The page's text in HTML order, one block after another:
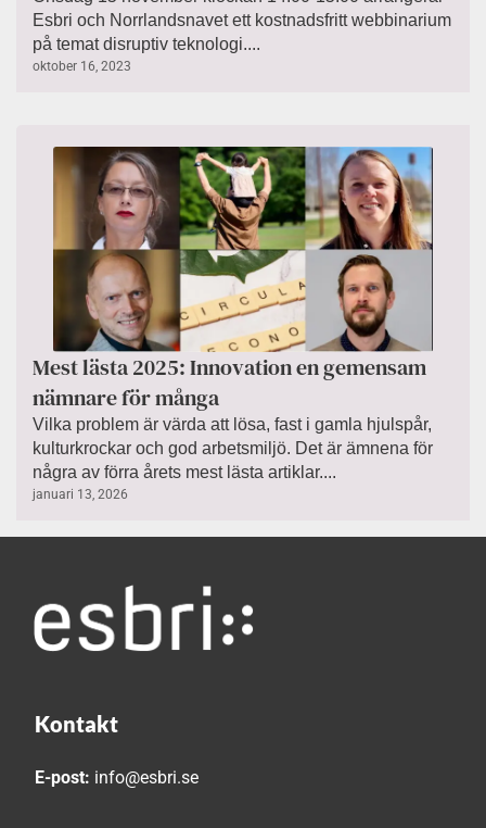
Esbri och Norrlandsnavet ett kostnadsfritt webbinarium
på temat disruptiv teknologi....
oktober 16, 2023
Mest lästa 2025: Innovation en gemensam
nämnare för många
Vilka problem är värda att lösa, fast i gamla hjulspår,
kulturkrockar och god arbetsmiljö. Det är ämnena för
några av förra årets mest lästa artiklar....
januari 13, 2026
Kontakt
E-post: info@esbri.se